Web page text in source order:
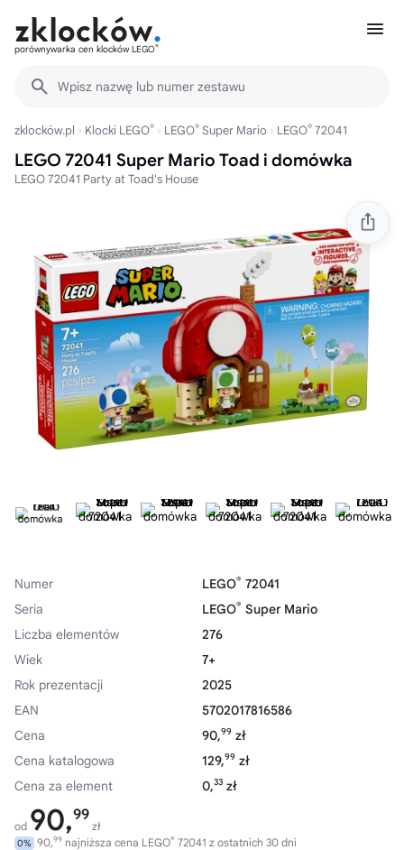
porównywarka cen klocków LEGO®
Wpisz nazwę lub numer zestawu
zklocków.pl Klocki LEGO® LEGO® Super Mario LEGO® 72041
LEGO 72041 Super Mario Toad i domówka
LEGO 72041 Party at Toad's House
Numer LEGO® 72041
Seria
LEGO® Super Mario
Liczba elementów
276
Wiek
7+
Rok prezentacji
2025
EAN
5702017816586
Cena
90,99 zł
Cena katalogowa
129,99 zł
Cena za element
0,33 zł
od 90,99
zł
0% 90,99 najniższa cena LEGO® 72041 z ostatnich 30 dni